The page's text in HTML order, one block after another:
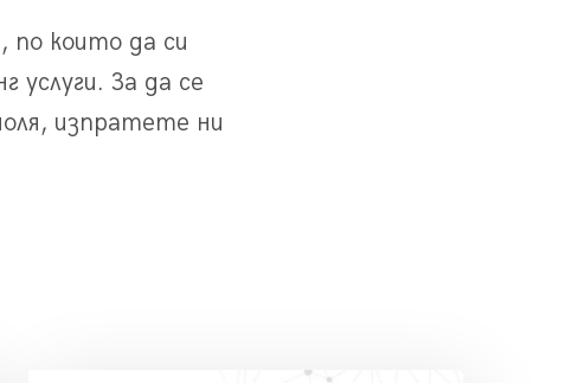
по които да си
За да се
изпратете ни